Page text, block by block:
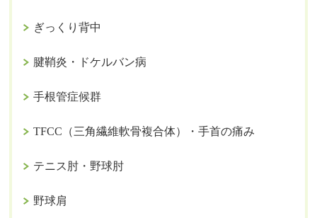
ぎっくり背中
腱鞘炎・ドケルバン病
手根管症候群
TFCC（三角繊維軟骨複合体）・手首の痛み
テニス肘・野球肘
野球肩